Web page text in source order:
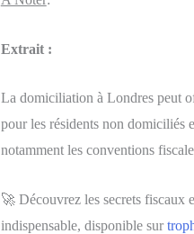
Extrait :
La domiciliation à Londres peut
pour les résidents non domiciliés
notamment les conventions
🚀 Découvrez les secrets fiscaux
indispensable, disponible sur